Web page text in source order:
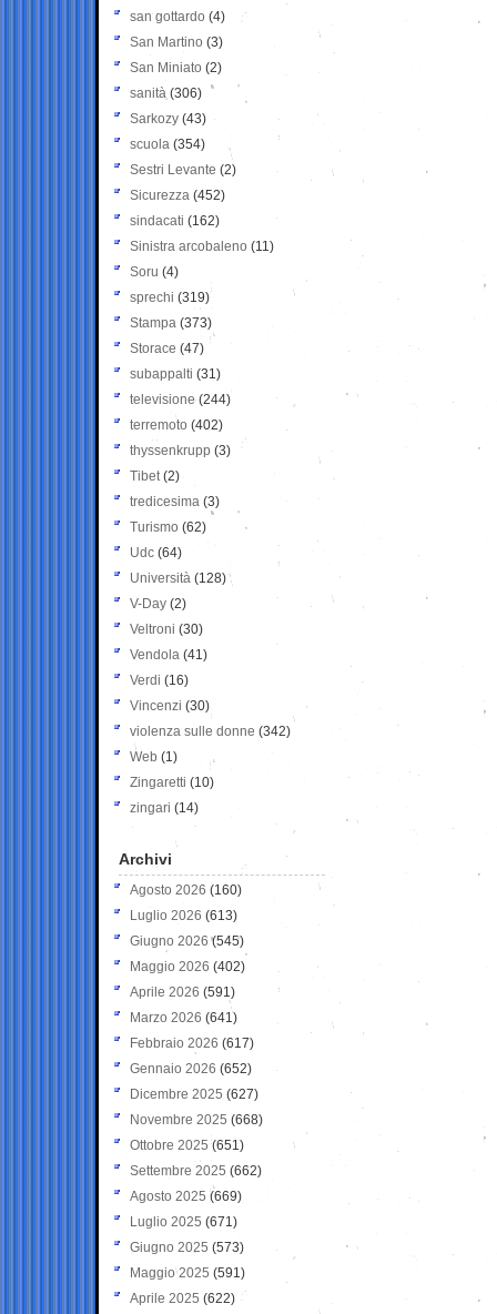
san gottardo (4)
San Martino (3)
San Miniato (2)
sanità (306)
Sarkozy (43)
scuola (354)
Sestri Levante (2)
Sicurezza (452)
sindacati (162)
Sinistra arcobaleno (11)
Soru (4)
sprechi (319)
Stampa (373)
Storace (47)
subappalti (31)
televisione(244)
terremoto (402)
thyssenkrupp (3)
Tibet(2)
tredicesima (3)
Turismo (62)
Udc (64)
Università (128)
V-Day (2)
Veltroni (30)
Vendola (41)
Verdi (16)
Vincenzi (30)
violenza sulle donne (342)
Web (1)
Zingaretti (10)
zingari (14)
Archivi
Agosto 2026 (160)
Luglio 2026 (613)
Giugno 2026 (545)
Maggio 2026 (402)
Aprile 2026 (591)
Marzo 2026 (641)
Febbraio 2026 (617)
Gennaio 2026 (652)
Dicembre 2025 (627)
Novembre 2025 (668)
Ottobre 2025 (651)
Settembre 2025 (662)
Agosto 2025 (669)
Luglio 2025 (671)
Giugno 2025 (573)
Maggio 2025 (591)
Aprile 2025 (622)